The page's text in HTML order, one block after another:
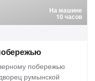
На машине
10 часов
побережью
румынской